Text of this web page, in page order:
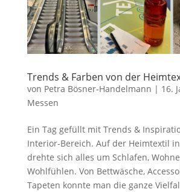
Trends & Farben von der
von Petra Bösner-Handelmann | 16.
Messen
Ein Tag gefüllt mit Trends &
Interior-Bereich. Auf der Heimtextil
drehte sich alles um Schlafen,
Wohlfühlen. Von Bettwäsche,
Tapeten konnte man die ganze